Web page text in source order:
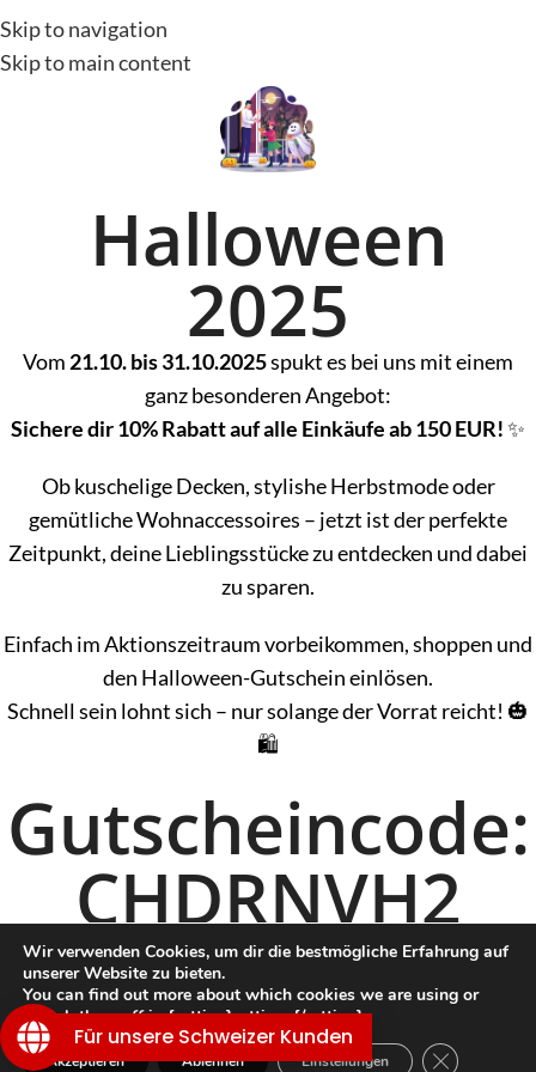
Skip to navigation
Skip to main content
Halloween
2025
Vom 21.10. bis 31.10.2025spukt es bei uns mit einem
ganz besonderen Angebot:
Sichere dir 10% Rabatt auf alle Einkäufe ab 150 EUR!✨
Ob kuschelige Decken, stylishe Herbstmode oder
gemütliche Wohnaccessoires – jetzt ist der perfekte
Zeitpunkt, deine Lieblingsstücke zu entdecken und dabei
zu sparen.
Einfach im Aktionszeitraum vorbeikommen, shoppen und
den Halloween-Gutschein einlösen.
Schnell sein lohnt sich – nur solange der Vorrat reicht! 🎃
🛍️
Gutscheincode:
CHDRNVH2
Bitte kopiere den Code und drücke anschließend auf „Shoppen“. Den Code kannst Du
dann im Warenkorb und/oder an der Kasse eingeben.
Jetzt Shoppen
Wir verwenden Cookies, um dir die bestmögliche Erfahrung auf
unserer Website zu bieten.
You can find out more about which cookies we are using or
switch them off in {setting]settings{/setting].
Akzeptieren Ablehnen Einstellungen GDPR
Für unsere Schweizer Kunden